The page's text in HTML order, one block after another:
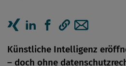
Künstliche Intelligenz
– doch ohne